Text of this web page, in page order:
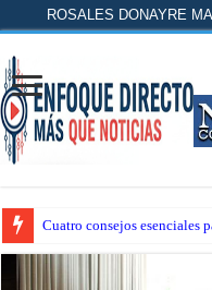
ROSALES DONAYRE
Cuatro consejos esenciales